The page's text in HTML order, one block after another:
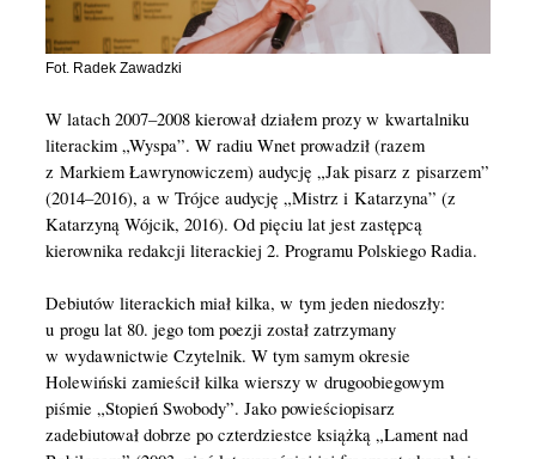
Fot. Radek Zawadzki
W latach 2007–2008 kierował działem prozy w kwartalniku
literackim „Wyspa”. W radiu Wnet prowadził (razem
z Markiem Ławrynowiczem) audycję „Jak pisarz z pisarzem”
(2014–2016), a w Trójce audycję „Mistrz i Katarzyna” (z
Katarzyną Wójcik, 2016). Od pięciu lat jest zastępcą
kierownika redakcji literackiej 2. Programu Polskiego Radia.
Debiutów literackich miał kilka, w tym jeden niedoszły:
u progu lat 80. jego tom poezji został zatrzymany
w wydawnictwie Czytelnik. W tym samym okresie
Holewiński zamieścił kilka wierszy w drugoobiegowym
piśmie „Stopień Swobody”. Jako powieściopisarz
zadebiutował dobrze po czterdziestce książką „Lament nad